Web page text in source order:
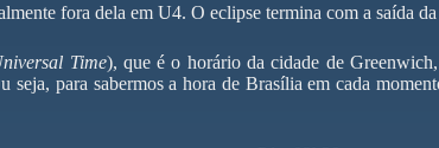
fora dela em U4. O eclipse termina com a saída
Time), que é o horário da cidade de
seja, para sabermos a hora de Brasília em cada